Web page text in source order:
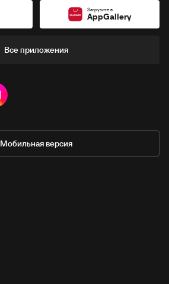
Загрузите в
AppGallery
Все приложения
Мобильная версия